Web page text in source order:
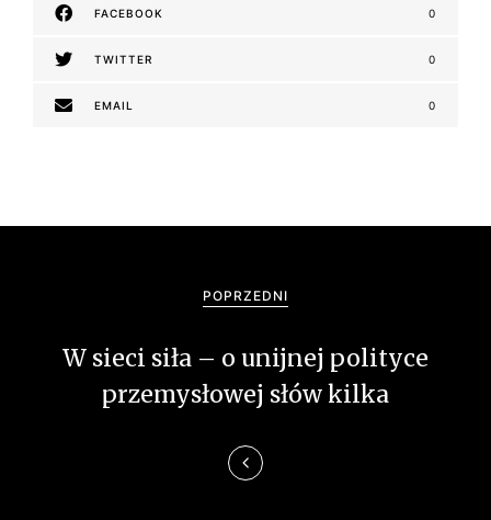
FACEBOOK 0
TWITTER 0
EMAIL 0
POPRZEDNI
W sieci siła – o unijnej polityce
przemysłowej słów kilka